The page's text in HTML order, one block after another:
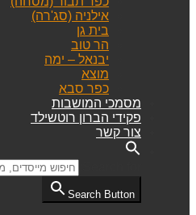
אילניה (סג'רה)
בית גן
הר טוב
יבנאל – ימה
מוצא
כפר סבא
מסמכי המושבות
פקידי הברון רוטשילד
צור קשר
Search Button